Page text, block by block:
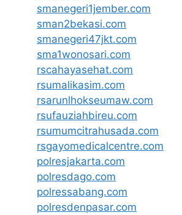
smanegeri1jember.com
sman2bekasi.com
smanegeri47jkt.com
sma1wonosari.com
rscahayasehat.com
rsumalikasim.com
rsarunlhokseumaw.com
rsufauziahbireu.com
rsumumcitrahusada.com
rsgayomedicalcentre.com
polresjakarta.com
polresdago.com
polressabang.com
polresdenpasar.com